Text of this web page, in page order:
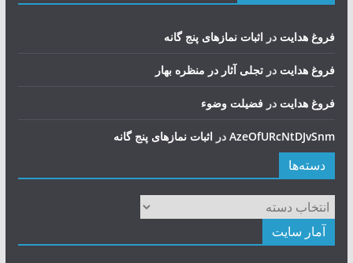
فروغ هدایت در اثبات نمازهای پنج گانه
فروغ هدایت در تجلی آثار در منظره بهار
فروغ هدایت در فضيلت وضوء
AzeOfURcNtDJvSnmدر اثبات نمازهای پنج گانه
دسته‌ها
دسته‌ها
آمار سایت